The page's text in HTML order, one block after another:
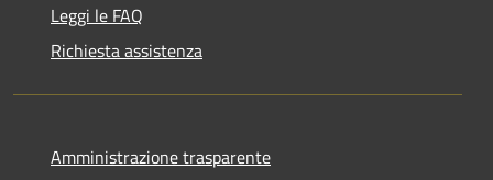
Leggi le FAQ
Richiesta assistenza
Amministrazione trasparente